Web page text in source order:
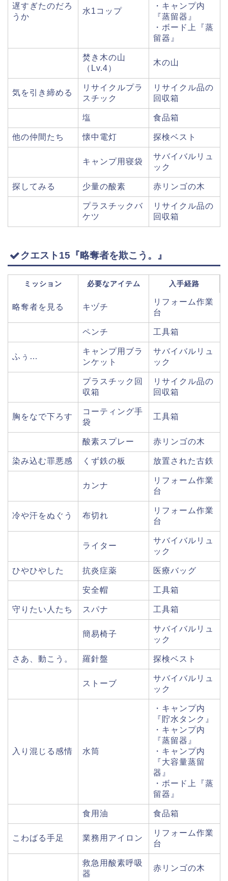
遅すぎたのだろ
うか
水1コップ
・キャンプ内
『蒸留器』
・ボード上『蒸
留器』
焚き木の山
（Lv.4）
木の山
気を引き締める
リサイクルプラ
スチック
リサイクル品の
回収箱
塩 食品箱
他の仲間たち 懐中電灯 探検ベスト
キャンプ用寝袋
サバイバルリュ
ック
探してみる 少量の酸素 赤リンゴの木
プラスチックバ
ケツ
リサイクル品の
回収箱
クエスト15『略奪者を欺こう。』
ミッション 必要なアイテム 入手経路
略奪者を見る キヅチ
リフォーム作業
台
ペンチ 工具箱
ふぅ…
キャンプ用ブラ
ンケット
サバイバルリュ
ック
プラスチック回
収箱
リサイクル品の
回収箱
胸をなで下ろす
コーティング手
袋
工具箱
酸素スプレー 赤リンゴの木
染み込む罪悪感 くず鉄の板 放置された古鉄
カンナ
リフォーム作業
台
冷や汗をぬぐう 布切れ
リフォーム作業
台
ライター
サバイバルリュ
ック
ひやひやした 抗炎症薬 医療バッグ
安全帽 工具箱
守りたい人たち スパナ 工具箱
簡易椅子
サバイバルリュ
ック
さあ、動こう。 羅針盤 探検ベスト
ストーブ
サバイバルリュ
ック
入り混じる感情 水筒
・キャンプ内
『貯水タンク』
・キャンプ内
『蒸留器』
・キャンプ内
『大容量蒸留
器』
・ボード上『蒸
留器』
食用油 食品箱
こわばる手足 業務用アイロン
リフォーム作業
台
救急用酸素呼吸
器
赤リンゴの木